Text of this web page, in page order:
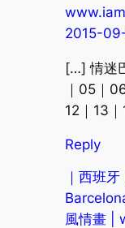
2015-
[…] 情迷
｜05｜
12｜13
Reply
｜西班
風情畫 |